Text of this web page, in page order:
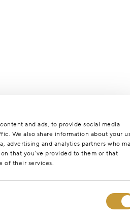
and ads, to provide social media
We also share information about your
advertising and analytics partners who
that you’ve provided to them or that
of their services.